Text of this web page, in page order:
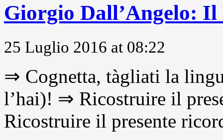
Giorgio Dall’Angelo:
25 Luglio 2016 at 08:22
⇒ Cognetta, tàgliati la
l’hai)! ⇒ Ricostruire il
Ricostruire il presente